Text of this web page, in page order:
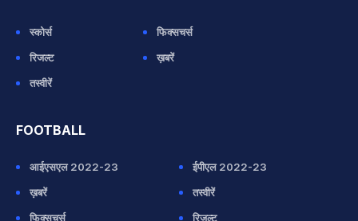
स्कोर्स
फिक्सचर्स
रिजल्ट
ख़बरें
तस्वीरें
FOOTBALL
आईएसएल 2022-23
ईपीएल 2022-23
ख़बरें
तस्वीरें
फिक्सचर्स
रिजल्ट